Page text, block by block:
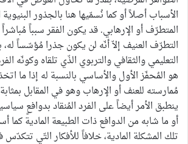
الأسباب أصلاً أو كما نُسمّيها هنا بالجذور
المتطرّف أو الإرهابي. قد يكون الفقر سبباً
التطرّف العنيف إلاّ أنّه لن يكون جذرا مُؤسّساً
التعليمي والثقافي والتربوي الذّي تلقاه وكونّه
هو المُحفّز الأول والأساسي بالنسبة له إذا ما
مُمارسته للعنف أو الإرهاب وهو في المقابل
ينطبق الأمر أيضاً على الفرد المُنقاد بدوافعٍ
أو ما شابه من الدوافع ذات الطبيعة المادية كما
تلك المشكلة المادية، خلافاً للأفكار التّي